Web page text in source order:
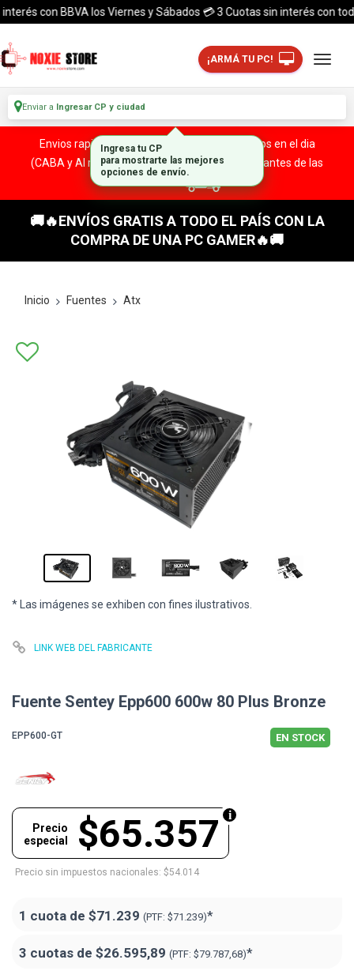
con BBVA los Viernes y Sábados 💳 3 Cuotas sin interés con
¡ARMÁ TU PC!
Enviar a Ingresar CP y ciudad
Envios rapidos y seguros a todo el pais. ¡ Envios en el dia
(CABA y Al rededores) Acreditando tu compra antes de las
🚚🔥ENVÍOS GRATIS A TODO EL PAÍS CON LA
COMPRA DE UNA PC GAMER🔥🚚
Inicio Fuentes Atx
* Las imágenes se exhiben con fines ilustrativos.
LINK WEB DEL FABRICANTE
Fuente Sentey Epp600 600w 80 Plus Bronze
EPP600-GT EN STOCK
$65.357
Precio
especial
Precio sin impuestos nacionales: $54.014
1 cuota de $71.239 (PTF: $71.239)*
3 cuotas de $26.595,89 (PTF: $79.787,68)*